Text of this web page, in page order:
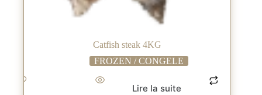
Catfish steak 4KG
FROZEN / CONGELE
Lire la suite